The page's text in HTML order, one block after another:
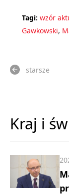
Tagi: wzór
Gawkowski,
starsze
Kraj i